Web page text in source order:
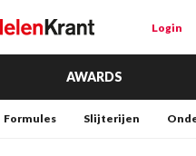
Login
AWARDS
Formules Slijterijen